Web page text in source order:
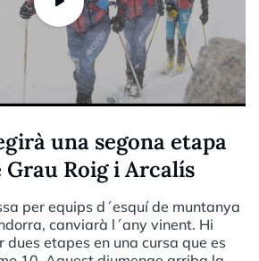
una segona etapa
Grau Roig i Arcalís
per equips d´esquí de muntanya
canviarà l´any vinent. Hi
dues etapes en una cursa que es